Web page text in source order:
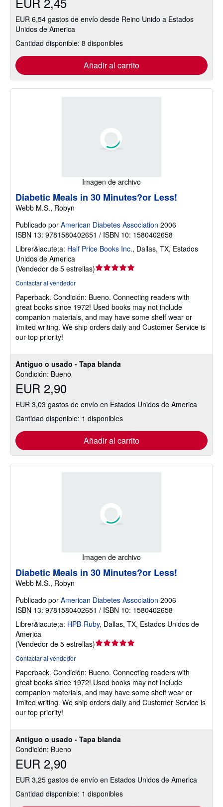
EUR 6,54 gastos de envío desde Reino Unido a Estados
Unidos de America
Cantidad disponible: 8 disponibles
Añadir al carrito
Imagen de archivo
Antiguo o usado - Tapa blanda
Condición: Bueno
EUR 2,90
EUR 3,03 gastos de envío en Estados Unidos de America
Cantidad disponible: 1 disponibles
Añadir al carrito
Diabetic Meals in 30 Minutes?or Less!
Webb M.S., Robyn
Publicado por American Diabetes Association 2006
ISBN 13: 9781580402651 / ISBN 10: 1580402658
Librer&iacute;a: Half Price Books Inc., Dallas, TX, Estados
Unidos de America
(Vendedor de 5 estrellas)Calificación
5
de
5
estrellas
Contactar al vendedor
Paperback. Condición: Bueno. Connecting readers with
great books since 1972! Used books may not include
companion materials, and may have some shelf wear or
limited writing. We ship orders daily and Customer Service is
our top priority!
Imagen de archivo
Antiguo o usado - Tapa blanda
Condición: Bueno
EUR 2,90
EUR 3,25 gastos de envío en Estados Unidos de America
Cantidad disponible: 1 disponibles
Diabetic Meals in 30 Minutes?or Less!
Webb M.S., Robyn
Publicado por American Diabetes Association 2006
ISBN 13: 9781580402651 / ISBN 10: 1580402658
Librer&iacute;a: HPB-Ruby, Dallas, TX, Estados Unidos de
America
(Vendedor de 5 estrellas)Calificación
5
de
5
estrellas
Contactar al vendedor
Paperback. Condición: Bueno. Connecting readers with
great books since 1972! Used books may not include
companion materials, and may have some shelf wear or
limited writing. We ship orders daily and Customer Service is
our top priority!